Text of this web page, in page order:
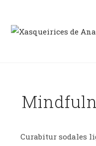
Curabitur sodales